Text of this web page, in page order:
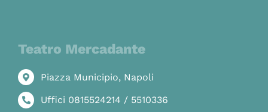
Teatro Mercadante
Piazza Municipio, Napoli
Uffici 0815524214 / 5510336